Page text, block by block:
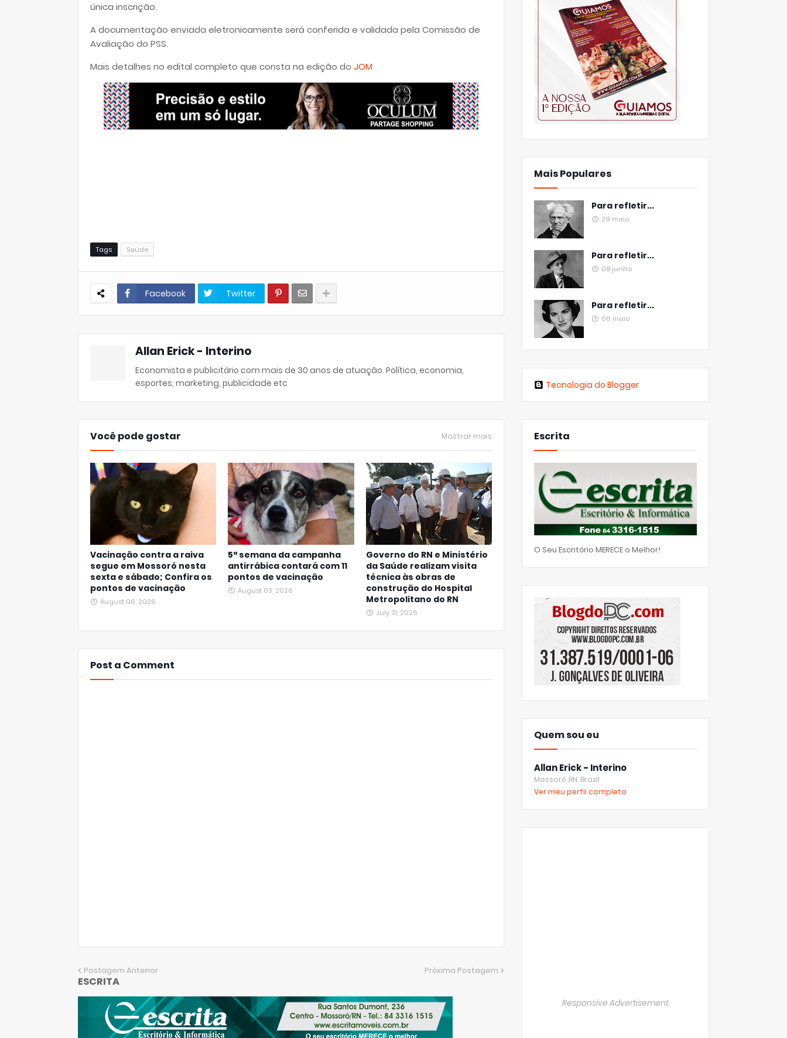
única inscrição.
A documentação enviada eletronicamente será conferida e validada pela Comissão de
Avaliação do PSS.
Mais detalhes no edital completo que consta na edição do JOM
Tags Saúde
Facebook Twitter
Allan Erick - Interino
Economista e publicitário com mais de 30 anos de atuação. Política, economia,
esportes, marketing, publicidade etc
Você pode gostar Mostrar mais
Vacinação contra a raiva
segue em Mossoró nesta
sexta e sábado; Confira os
pontos de vacinação
August 06, 2026
5ª semana da campanha
antirrábica contará com 11
pontos de vacinação
August 03, 2026
Governo do RN e Ministério
da Saúde realizam visita
técnica às obras de
construção do Hospital
Metropolitano do RN
July 31, 2026
Post a Comment
Postagem Anterior Próxima Postagem
ESCRITA
Mais Populares
Para refletir...
29 maio
Para refletir...
08 junho
Para refletir...
06 maio
Tecnologia do Blogger
Escrita
O Seu Escritório MERECE o Melhor!
Quem sou eu
Allan Erick - Interino
Mossoró, RN, Brazil
Ver meu perfil completo
Responsive Advertisement